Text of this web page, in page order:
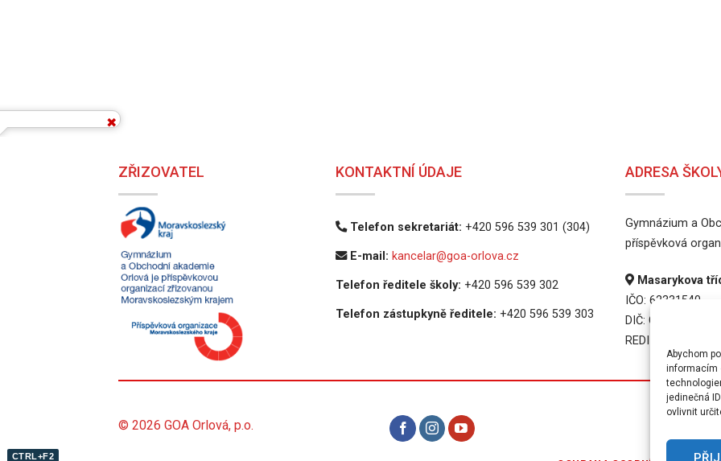
CTRL+F2
Abychom
informacím
jedinečná
ovlivnit
ZŘIZOVATEL KONTAKTNÍ ÚDAJE
Telefon sekretariát: +420 596 539 301 (304)
E-mail: kancelar@goa-orlova.cz
Telefon ředitele školy: +420 596 539 302
Telefon zástupkyně ředitele: +420 596 539 303
ADRESA
Gymnázium a
příspěvková
Masarykova
IČO: 62331540
DIČ: CZ62331540
REDIZO:
© 2026 GOA Orlová, p.o.